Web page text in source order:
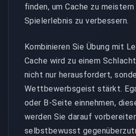
finden, um Cache zu meistern
Spielerlebnis zu verbessern.
Kombinieren Sie Übung mit
Cache wird zu einem
nicht nur herausfordert,
Wettbewerbsgeist stärkt.
oder B-Seite einnehmen,
werden Sie darauf
selbstbewusst